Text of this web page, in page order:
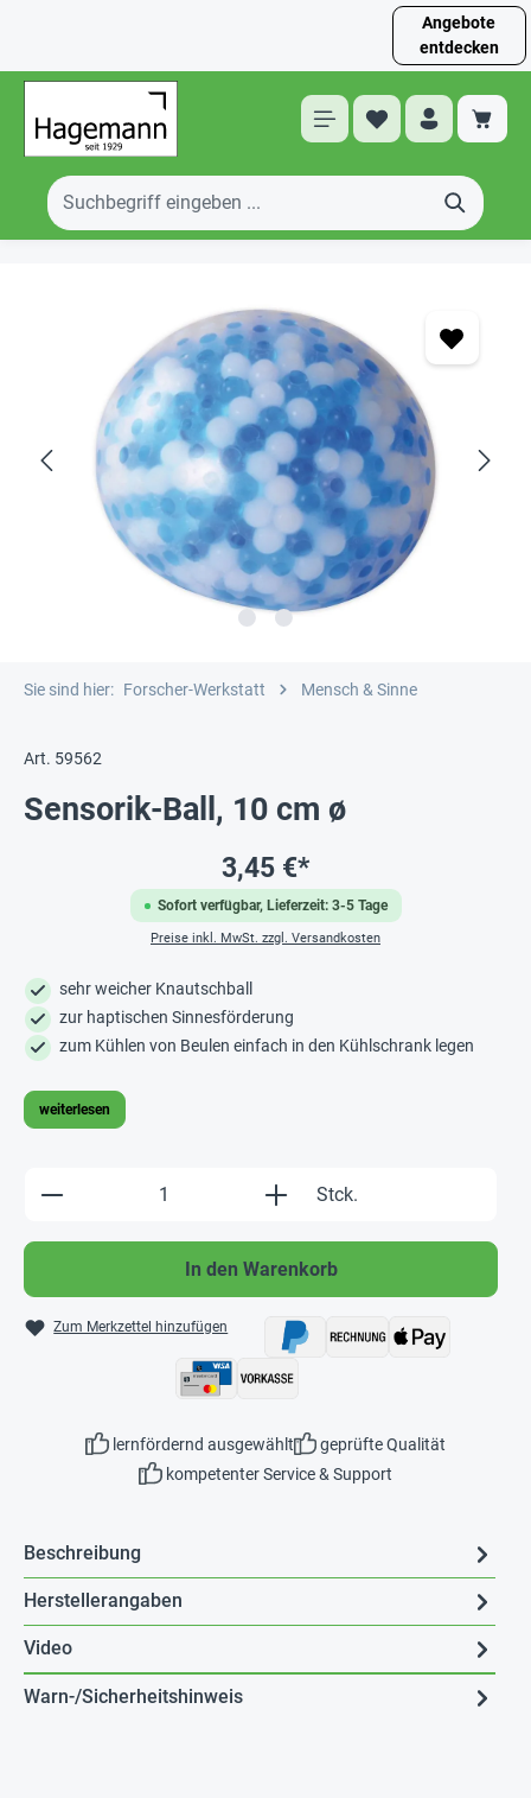
Angebote
entdecken
Sie sind hier: Forscher-Werkstatt Mensch & Sinne
Art. 59562
Sensorik-Ball, 10 cm ø
Sofort verfügbar, Lieferzeit: 3-5 Tage
3,45 €*
Preise inkl. MwSt. zzgl. Versandkosten
sehr weicher Knautschball
zur haptischen Sinnesförderung
zum Kühlen von Beulen einfach in den Kühlschrank legen
weiterlesen
Produkt Anzahl: Gib den gewünschten
Stck.
In den Warenkorb
Zum Merkzettel hinzufügen
lernfördernd ausgewählt
geprüfte Qualität
kompetenter Service & Support
Beschreibung
Herstellerangaben
Video
Warn-/Sicherheitshinweis